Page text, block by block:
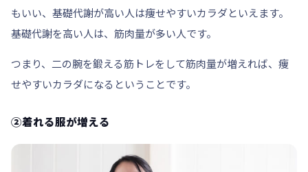
もいい、基礎代謝が高い人は痩せやすいカラダといえます。
基礎代謝を高い人は、筋肉量が多い人です。
つまり、二の腕を鍛える筋トレをして筋肉量が増えれば、痩
せやすいカラダになるということです。
②着れる服が増える